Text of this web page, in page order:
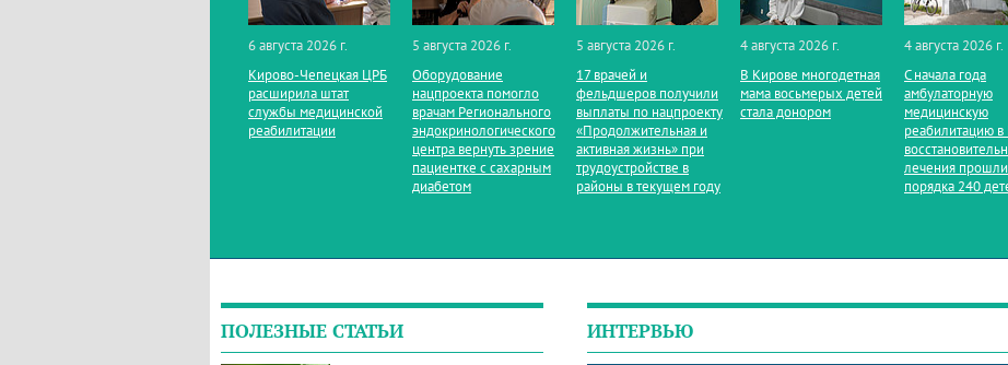
6 августа 2026 г.
Кирово‑Чепецкая ЦРБ
расширила штат
службы медицинской
реабилитации
5 августа 2026 г.
Оборудование
нацпроекта помогло
врачам Регионального
эндокринологического
центра вернуть зрение
пациентке с сахарным
диабетом
5 августа 2026 г.
17 врачей и
фельдшеров получили
выплаты по нацпроекту
«Продолжительная и
активная жизнь» при
трудоустройстве в
районы в текущем году
4 августа 2026 г.
В Кирове многодетная
мама восьмерых детей
стала донором
4 августа 2026 г.
С начала года
амбулаторную
медицинскую
реабилитацию в
лечения прошли
порядка 240
ПОЛЕЗНЫЕ СТАТЬИ ИНТЕРВЬЮ